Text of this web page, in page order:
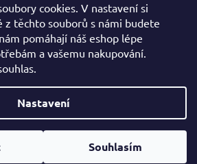
cookies. V nastavení si
těchto souborů s námi budete
pomáhají náš eshop lépe
a vašemu nakupování.
Nastavení
Souhlasím
Pet Shop. Všechna práva vyhrazena.
nastavení cookies